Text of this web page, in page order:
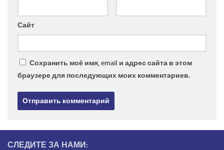
Сайт
Сохранить моё имя, email и адрес сайта в этом
браузере для последующих моих комментариев.
СЛЕДИТЕ ЗА НАМИ: